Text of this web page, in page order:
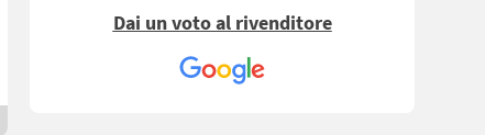
Dai un voto al rivenditore